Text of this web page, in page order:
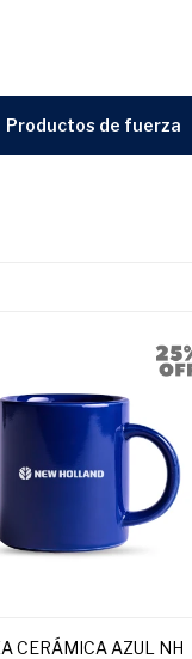
productos de fuerza
CERÁMICA AZUL NH